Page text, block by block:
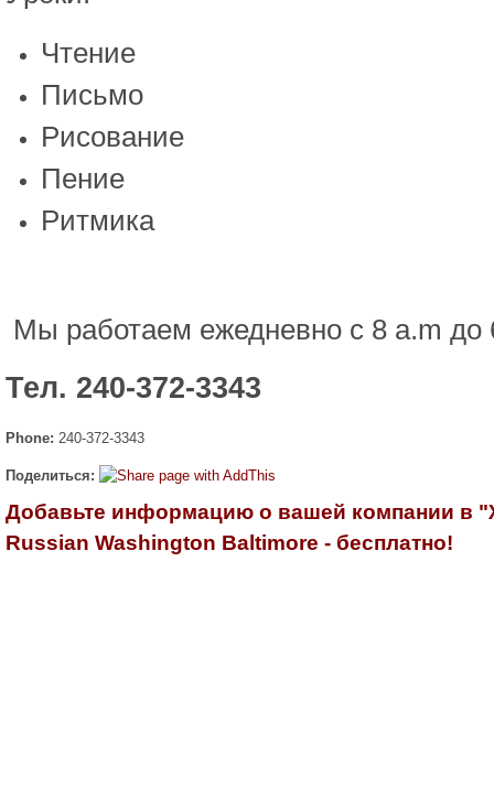
Чтение
Письмо
Рисование
Пение
Ритмика
Мы работаем ежедневно с 8 a.m до
Тел. 240-372-3343
Phone: 240-372-3343
Поделиться:
Добавьте информацию о вашей компании в
Russian Washington Baltimore - бесплатно!